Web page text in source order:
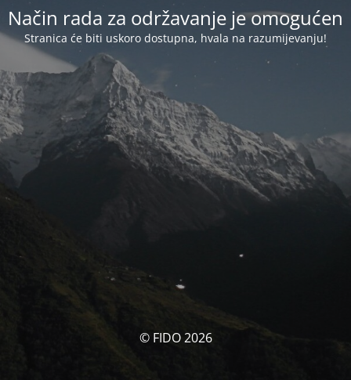
Način rada za održavanje je omogućen
Stranica će biti uskoro dostupna, hvala na razumijevanju!
© FIDO 2026